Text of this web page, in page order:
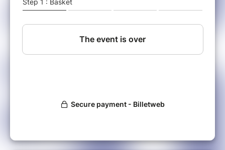
thérapeutiques » proposés au Centre de
Technologies (CTINT) depuis 2022.
La « RTT » fondée par Marisa Peer, est une
thérapie ayant reçu plusieurs récompenses en
PNL, de l’hypnothérapie, de la psychothérapie,
sur les fondements de la technique, enrichie